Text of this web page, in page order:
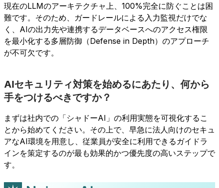
現在のLLMのアーキテクチャ上、100%完全に防ぐことは困
難です。そのため、ガードレールによる入力監視だけでな
く、AIの出力先や連携するデータベースへのアクセス権限
を最小化する多層防御（Defense in Depth）のアプローチ
が不可欠です。
AIセキュリティ対策を始めるにあたり、何から
手をつけるべきですか？
まずは社内での「シャドーAI」の利用実態を可視化するこ
とから始めてください。その上で、早急に法人向けのセキュ
アなAI環境を用意し、従業員が安全に利用できるガイドラ
インを策定するのが最も効果的かつ優先度の高いステップで
す。